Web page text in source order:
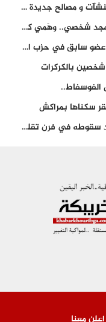
عيد العرش.. تعزيز البنية الأمنية بمنشآت و مصالح جديدة بكل من الحسيمة – فاس و الناظور
الملك محمد السادس: لم أبحث عن مجد شخصي.. وهَمي كرامة المغاربة
استنفار امني بعد العثور على جثة عضو سابق في حزب المصباح بالقنيطرة..
سكناها بمراكش
حادث مؤلم يودي بحياة ستيني بعد سقوطه في فرن تقليدي “للجير”